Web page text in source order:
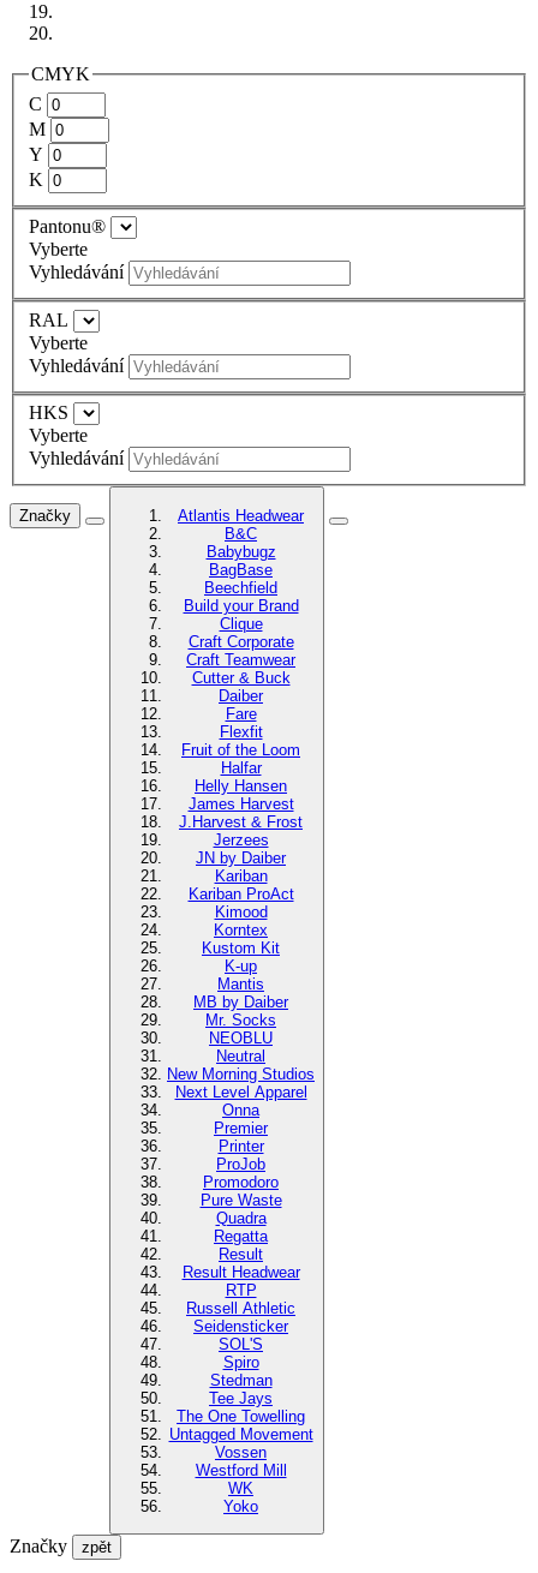
CMYK
C
M
Y
K
Pantonu®
Vyberte
Vyhledávání
RAL
Vyberte
Vyhledávání
HKS
Vyberte
Vyhledávání
Značky
Atlantis Headwear
B&C
Babybugz
BagBase
Beechfield
Build your Brand
Clique
Craft Corporate
Craft Teamwear
Cutter & Buck
Daiber
Fare
Flexfit
Fruit of the Loom
Halfar
Helly Hansen
James Harvest
J.Harvest & Frost
Jerzees
JN by Daiber
Kariban
Kariban ProAct
Kimood
Korntex
Kustom Kit
K-up
Mantis
MB by Daiber
Mr. Socks
NEOBLU
Neutral
New Morning Studios
Next Level Apparel
Onna
Premier
Printer
ProJob
Promodoro
Pure Waste
Quadra
Regatta
Result
Result Headwear
RTP
Russell Athletic
Seidensticker
SOL'S
Spiro
Stedman
Tee Jays
The One Towelling
Untagged Movement
Vossen
Westford Mill
WK
Yoko
Značky zpět